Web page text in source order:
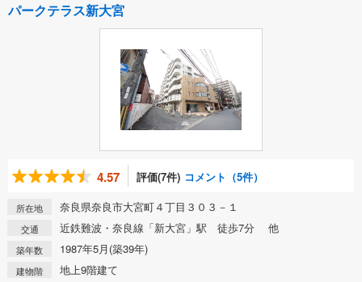
パークテラス新大宮
4.57 評価(7件) コメント（5件）
所在地 奈良県奈良市大宮町４丁目３０３－１
交通 近鉄難波・奈良線「新大宮」駅 徒歩7分 他
築年数 1987年5月(築39年)
建物階 地上9階建て